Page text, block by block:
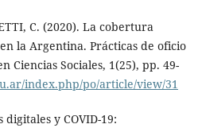
C. (2020). La cobertura
la Argentina. Prácticas de oficio
Ciencias Sociales, 1(25), pp. 49-
index.php/po/article/view/31
digitales y COVID-19: